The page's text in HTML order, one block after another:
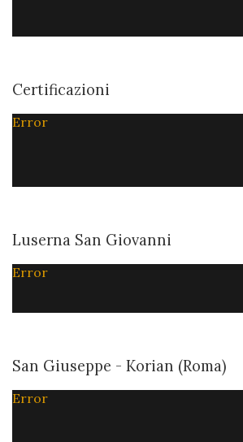
Certificazioni
Error
Luserna San Giovanni
Error
San Giuseppe - Korian (Roma)
Error